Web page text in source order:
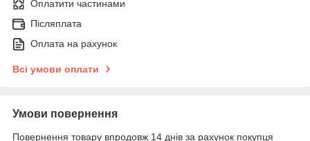
Оплатити частинами
Післяплата
Оплата на рахунок
Всі умови оплати
Умови повернення
Повернення товару впродовж 14 днів за рахунок покупця